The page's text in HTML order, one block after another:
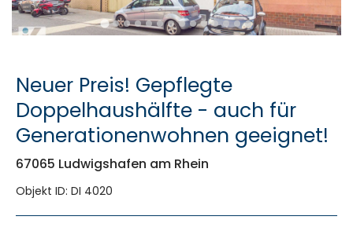
Neuer Preis! Gepflegte
Doppelhaushälfte - auch für
Generationenwohnen geeignet!
67065 Ludwigshafen am Rhein
Objekt ID: DI 4020